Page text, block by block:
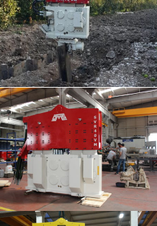
70 VM – Antalya
Monteli • Değişken Momentli •
Vibro Çakıcı • Vibro Hammer
SVR 40 VM – Rusya
Vibro Çakıcı • Vibro Hammer • Vince
Asılı